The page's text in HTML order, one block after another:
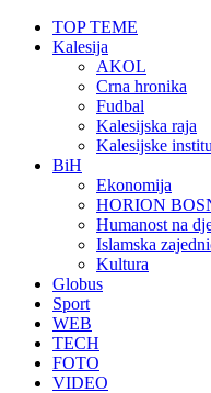
TOP TEME
Kalesija
AKOL
Crna hronika
Fudbal
Kalesijska raja
Kalesijske
BiH
Ekonomija
HORION
Humanost na
Islamska
Kultura
Globus
Sport
WEB
TECH
FOTO
VIDEO